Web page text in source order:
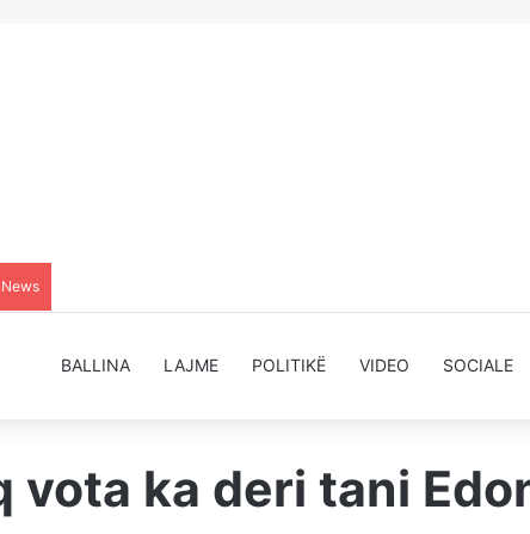
BALLINA LAJME POLITIKË VIDEO SOCIALE
vota ka deri tani